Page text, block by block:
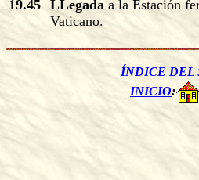
19.45 LLegada a la Estación
Vaticano.
ÍNDICE DEL
INICIO: